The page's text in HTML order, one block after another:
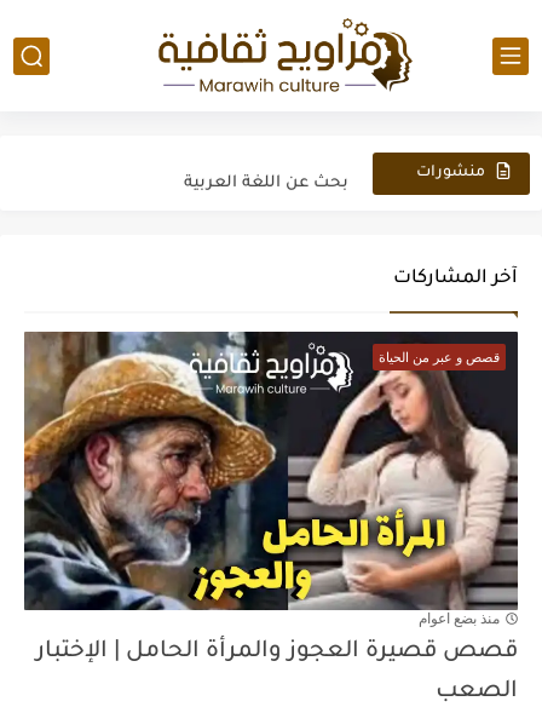
منشورات
مفهوم التسبيح وأسراره
بحث عن اللغة العربية
إختراعات نيكولا تسلا وإنجازاته
نيكولا تسلا إنسان من عالم آخر
آخر المشاركات
قصص و عبر من الحياة
منذ بضع اعوام
قصص قصيرة العجوز والمرأة الحامل | الإختبار
الصعب